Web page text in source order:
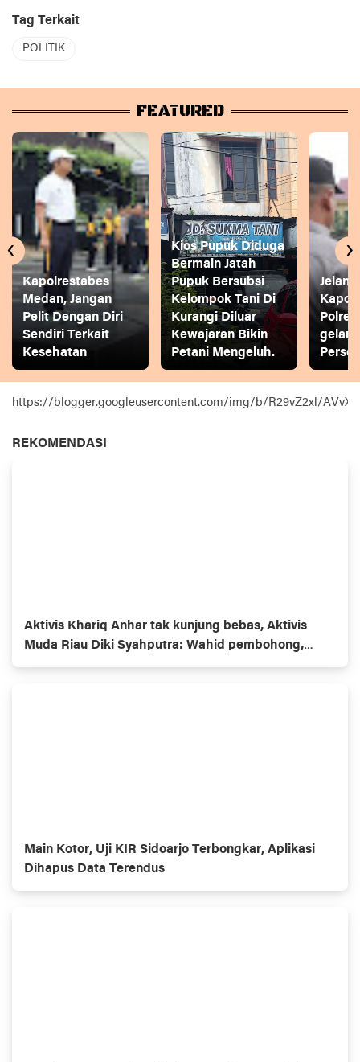
Tag Terkait
POLITIK
FEATURED
Kapolrestabes
Medan, Jangan
Pelit Dengan Diri
Sendiri Terkait
Kesehatan
Kios Pupuk Diduga
Bermain Jatah
Pupuk Bersubsi
Kelompok Tani Di
Kurangi Diluar
Kewajaran Bikin
Petani Mengeluh.
gelar
‹ ›
https://blogger.googleusercontent.com/img/b/R29vZ2xl/
REKOMENDASI
Aktivis Khariq Anhar tak kunjung bebas, Aktivis
Muda Riau Diki Syahputra: Wahid pembohong,
Gubernur omon2
Main Kotor, Uji KIR Sidoarjo Terbongkar, Aplikasi
Dihapus Data Terendus